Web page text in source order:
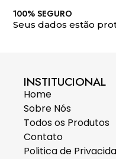
100% SEGURO
Seus dados estão
INSTITUCIONAL
Home
Sobre Nós
Todos os Produtos
Contato
Politica de